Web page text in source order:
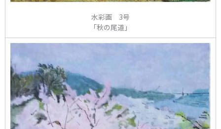
水彩画 3号
「秋の尾道」